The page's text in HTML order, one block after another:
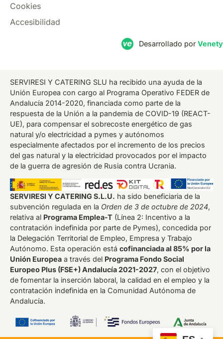
Cookies
Accesibilidad
Desarrollado porVenety
SERVIRESI Y CATERING SLU ha recibido una ayuda de la
Unión Europea con cargo al Programa Operativo FEDER de
Andalucía 2014-2020, financiada como parte de la
respuesta de la Unión a la pandemia de COVID-19 (REACT-
UE), para compensar el sobrecoste energético de gas
natural y/o electricidad a pymes y autónomos
especialmente afectados por el incremento de los precios
del gas natural y la electricidad provocados por el impacto
de la guerra de agresión de Rusia contra Ucrania.
SERVIRESI Y CATERING S.L.U. ha sido beneficiaria de la
subvención regulada en la Orden de 3 de octubre de 2024,
relativa al Programa Emplea-T (Línea 2: Incentivo a la
contratación indefinida por parte de Pymes), concedida por
la Delegación Territorial de Empleo, Empresa y Trabajo
Autónomo. Esta operación está cofinanciada al 85% por la
Unión Europea a través del Programa Fondo Social
Europeo Plus (FSE+) Andalucía 2021-2027, con el objetivo
de fomentar la inserción laboral, la calidad en el empleo y la
contratación indefinida en la Comunidad Autónoma de
Andalucía.